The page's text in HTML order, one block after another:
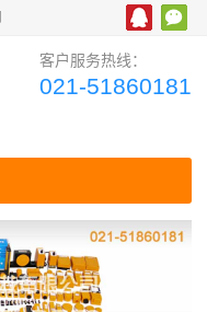
客户服务热线：
021-51860181